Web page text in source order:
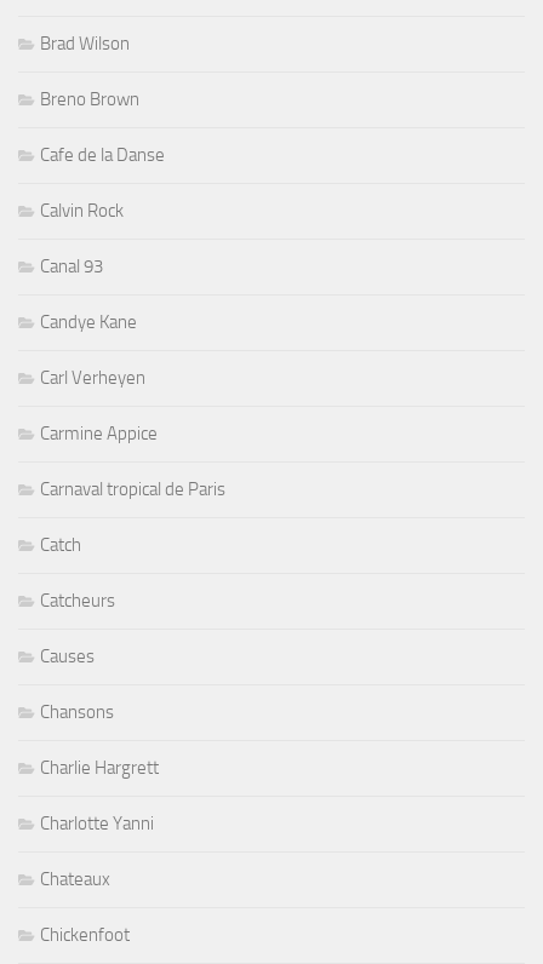
Brad Wilson
Breno Brown
Cafe de la Danse
Calvin Rock
Canal 93
Candye Kane
Carl Verheyen
Carmine Appice
Carnaval tropical de Paris
Catch
Catcheurs
Causes
Chansons
Charlie Hargrett
Charlotte Yanni
Chateaux
Chickenfoot